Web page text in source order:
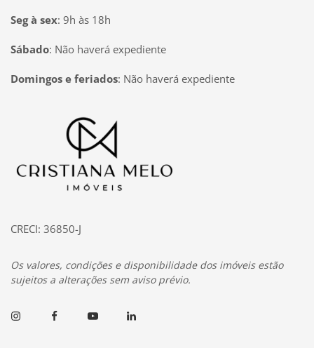
Seg à sex: 9h às 18h
Sábado: Não haverá expediente
Domingos e feriados: Não haverá expediente
Página inicial
CRECI: 36850-J
Os valores, condições e disponibilidade dos imóveis estão
sujeitos a alterações sem aviso prévio.
InstagramFacebookYoutubeLinkedin